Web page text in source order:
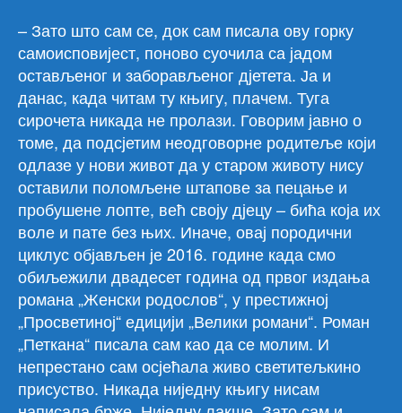
– Зато што сам се, док сам писала ову горку
самоисповијест, поново суочила са јадом
остављеног и заборављеног дјетета. Ја и
данас, када читам ту књигу, плачем. Туга
сирочета никада не пролази. Говорим јавно о
томе, да подсјетим неодговорне родитеље који
одлазе у нови живот да у старом животу нису
оставили поломљене штапове за пецање и
пробушене лопте, већ своју дјецу – бића која их
воле и пате без њих. Иначе, овај породични
циклус објављен је 2016. године када смо
обиљежили двадесет година од првог издања
романа „Женски родослов“, у престижној
„Просветиној“ едицији „Велики романи“. Роман
„Петкана“ писала сам као да се молим. И
непрестано сам осјећала живо светитељкино
присуство. Никада ниједну књигу нисам